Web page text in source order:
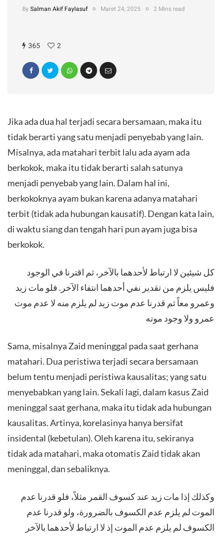
By Salman Akif Faylasuf Maret 24, 2025 2 Mins read
365 2
Jika ada dua hal terjadi secara bersamaan, maka itu
tidak berarti yang satu menjadi penyebab yang lain.
Misalnya, ada matahari terbit lalu ada ayam ada
berkokok, maka itu tidak berarti salah satunya
menjadi penyebab yang lain. Dalam hal ini,
berkokoknya ayam bukan karena adanya matahari
terbit (tidak ada hubungan kausatif). Dengan kata lain,
di waktu siang dan tengah hari pun ayam juga bisa
berkokok.
كل شيئين لا ارتباط لأحدهما بالآخر، ثم اقترنا في الوجود
فليس يلزم من تقدير نفي أحدهما انتفاء الآخر. فلو مات زيد
وعمرو معاً ثم قدرنا عدم موت زيد لم يلزم منه لا عدم موت
عمرو ولا وجود موته
Sama, misalnya Zaid meninggal pada saat gerhana
matahari. Dua peristiwa terjadi secara bersamaan
belum tentu menjadi peristiwa kausalitas; yang satu
menyebabkan yang lain. Sekali lagi, dalam kasus Zaid
meninggal saat gerhana, maka itu tidak ada hubungan
kausalitas. Artinya, korelasinya hanya bersifat
insidental (kebetulan). Oleh karena itu, sekiranya
tidak ada matahari, maka otomatis Zaid tidak akan
meninggal, dan sebaliknya.
وكذلك إذا مات زيد عند كسوف القمر مثلاً، فلو قدرنا عدم
الموت لم يلزم عدم الكسوف بالضرورة، ولو قدرنا عدم
الكسوف لم يلزم عدم الموت إذ لا ارتباط لأحدهما بالآخر